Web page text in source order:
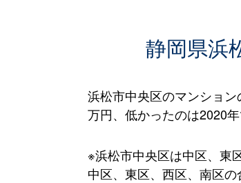
静岡県浜
浜松市中央区のマンショ
万円、低かったのは2020
※浜松市中央区は中区、東
中区、東区、西区、南区の